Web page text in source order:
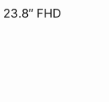
FHD